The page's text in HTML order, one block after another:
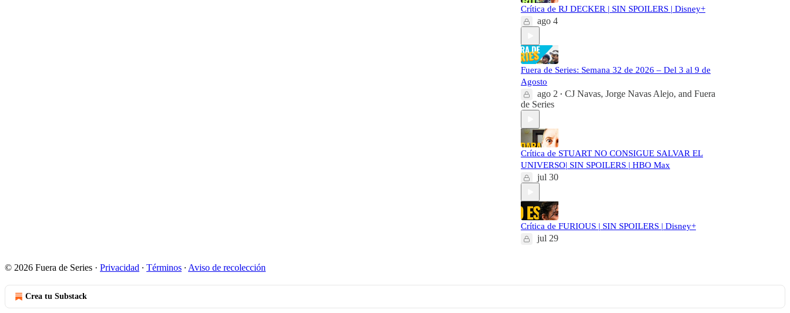
Crítica de RJ DECKER | SIN SPOILERS | Disney+
ago 4
Fuera de Series: Semana 32 de 2026 – Del 3 al 9 de
Agosto
ago 2 • CJ Navas, Jorge Navas Alejo, and Fuera
de Series
Crítica de STUART NO CONSIGUE SALVAR EL
UNIVERSO| SIN SPOILERS | HBO Max
jul 30
Crítica de FURIOUS | SIN SPOILERS | Disney+
jul 29
© 2026 Fuera de Series · Privacidad ∙ Términos ∙ Aviso de recolección
Crea tu Substack